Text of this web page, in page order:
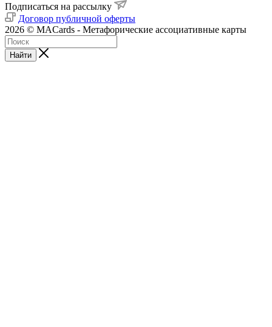
Подписаться на рассылку
Договор публичной оферты
2026 © MACards - Метафорические ассоциативные карты
Найти